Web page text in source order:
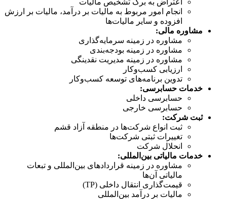
انجام امور مربوط به مالیات بر درآمد، مالیات بر ارزش
افزوده و سایر مالیات‌ها
مشاوره مالی:
مشاوره در زمینه سرمایه‌گذاری
مشاوره در زمینه بودجه‌بندی
مشاوره در زمینه مدیریت نقدینگی
ارزیابی کسب‌وکار
تدوین برنامه‌های توسعه کسب‌وکار
خدمات حسابرسی:
حسابرسی داخلی
حسابرسی خارجی
ثبت شرکت:
ثبت انواع شرکت‌ها در منطقه آزاد قشم
تغییرات ثبتی شرکت‌ها
انحلال شرکت
خدمات مالیاتی بین‌المللی:
مشاوره در زمینه قراردادهای بین‌المللی و تبعات
مالیاتی آن‌ها
قیمت‌گذاری انتقال داخلی (TP)
مالیات بر درآمد بین‌المللی